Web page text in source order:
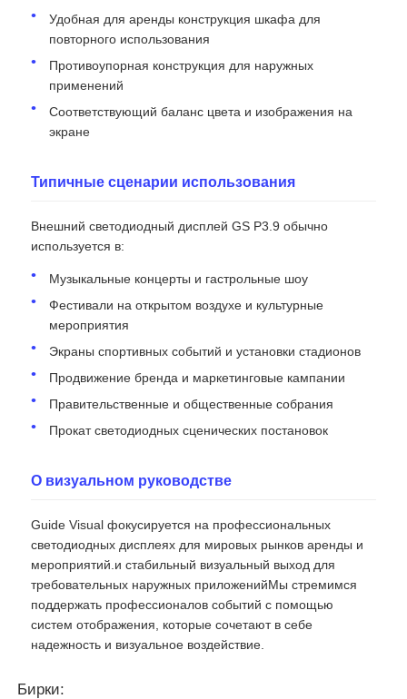
Удобная для аренды конструкция шкафа для
повторного использования
Противоупорная конструкция для наружных
применений
Соответствующий баланс цвета и изображения на
экране
Типичные сценарии использования
Внешний светодиодный дисплей GS P3.9 обычно
используется в:
Музыкальные концерты и гастрольные шоу
Фестивали на открытом воздухе и культурные
мероприятия
Экраны спортивных событий и установки стадионов
Продвижение бренда и маркетинговые кампании
Правительственные и общественные собрания
Прокат светодиодных сценических постановок
О визуальном руководстве
Guide Visual фокусируется на профессиональных
светодиодных дисплеях для мировых рынков аренды и
мероприятий.и стабильный визуальный выход для
требовательных наружных приложенийМы стремимся
поддержать профессионалов событий с помощью
систем отображения, которые сочетают в себе
надежность и визуальное воздействие.
Бирки: